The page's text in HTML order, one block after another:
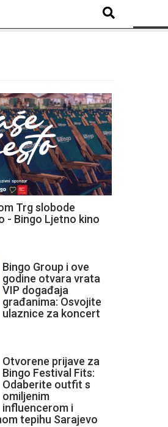
Trg slobode
- Bingo Ljetno kino
Bingo Group i ove
godine otvara vrata
VIP događaja
građanima: Osvojite
ulaznice za koncert
Otvorene prijave za
Bingo Festival Fits:
Odaberite outfit s
omiljenim
influencerom i
tepihu Sarajevo